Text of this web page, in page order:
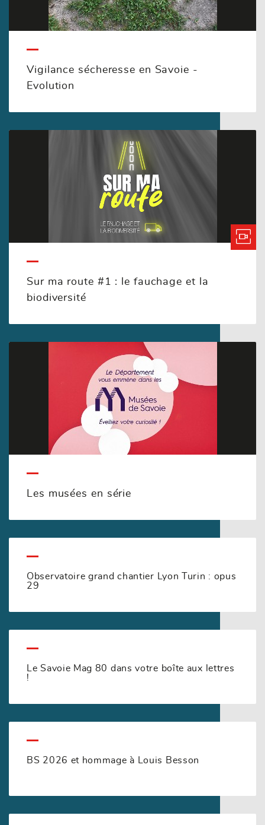
Vigilance sécheresse en Savoie -
Evolution
Sur ma route #1 : le fauchage et la
biodiversité
Les musées en série
Observatoire grand chantier Lyon Turin : opus
29
Le Savoie Mag 80 dans votre boîte aux lettres
!
BS 2026 et hommage à Louis Besson